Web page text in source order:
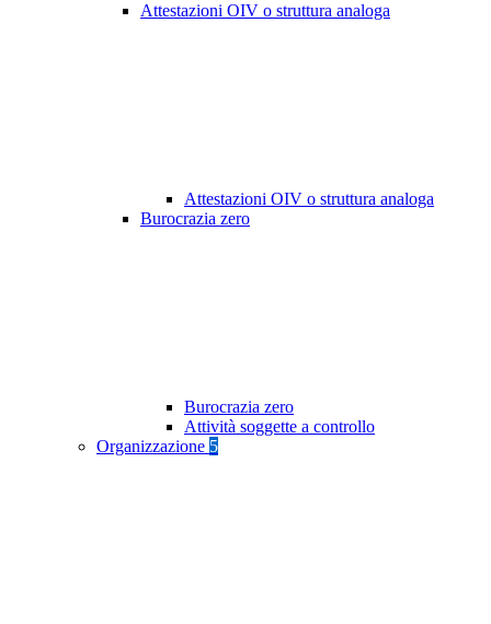
Attestazioni OIV o struttura analoga
Attestazioni OIV o struttura analoga
Burocrazia zero
Burocrazia zero
Attività soggette a controllo
Organizzazione 5